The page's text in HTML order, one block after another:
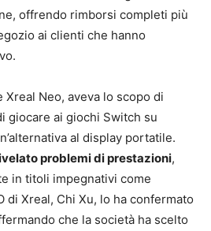
offrendo rimborsi completi più
ai clienti che hanno
Xreal Neo, aveva lo scopo di
giocare ai giochi Switch su
al display portatile.
problemi di prestazioni,
in titoli impegnativi come
di Xreal, Chi Xu, lo ha confermato
che la società ha scelto